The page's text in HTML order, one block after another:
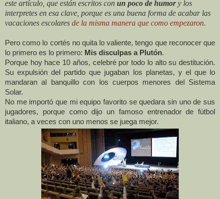
este artículo, que están escritos con un poco de humory los
interpretes en esa clave, porque es una buena forma de acabar las
vacaciones escolares de la misma manera que como empezaron.
Pero como lo cortés no quita lo valiente, tengo que reconocer que
lo primero es lo primero: Mis disculpas a Plutón.
Porque hoy hace 10 años, celebré por todo lo alto su destitución.
Su expulsión del partido que jugaban los planetas, y el que lo
mandaran al banquillo con los cuerpos menores del Sistema
Solar.
No me importó que mi equipo favorito se quedara sin uno de sus
jugadores, porque como dijo un famoso entrenador de fútbol
italiano, a veces con uno menos se juega mejor.